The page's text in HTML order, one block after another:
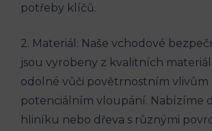
potřeby klíčů.
2. Materiál: Naše vchodové
jsou vyrobeny z kvalitních
odolné vůči povětrnostním vlivům
potenciálním vloupání. Nabízíme
hliníku nebo dřeva s různými